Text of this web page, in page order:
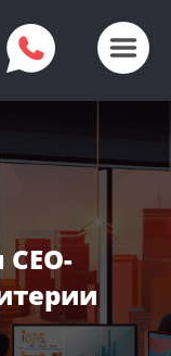
СЕО-